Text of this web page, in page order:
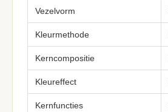
Vezelvorm
Kleurmethode
Kerncompositie
Kleureffect
Kernfuncties